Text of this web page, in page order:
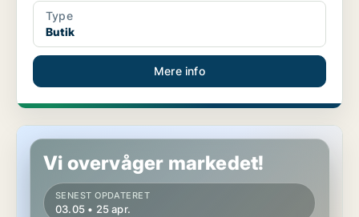
Type
Butik
Mere info
Boligudlejningsejendom i Højslev
Vi overvåger markedet!
SENEST OPDATERET
03.05 • 25 apr.